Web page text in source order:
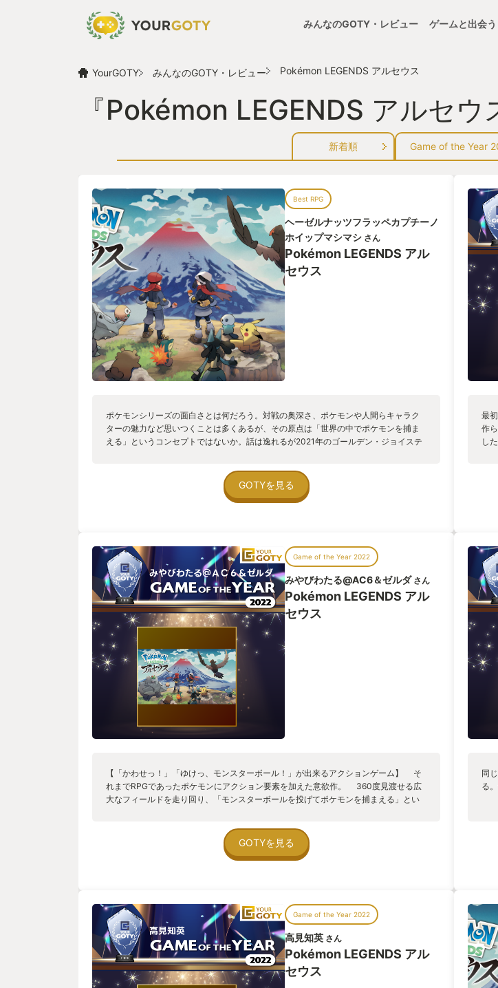
みんなのGOTY・レビュー ゲームと出会う
YourGOTY みんなのGOTY・レビュー Pokémon LEGENDS アルセウス
『Pokémon LEGENDS アルセ
新着順 Game of the Year
Best RPG
ヘーゼルナッツフラッペカプチーノ
ホイップマシマシ さん
Pokémon LEGENDS アル
セウス
ポケモンシリーズの面白さとは何だろう。対戦の奥深さ、ポケモンや人間らキャラク
ターの魅力など思いつくことは多くあるが、その原点は「世界の中でポケモンを捕ま
える」というコンセプトではないか。話は逸れるが2021年のゴールデン・ジョイステ
錚々たる作品群に並んでポケモンシリーズから選ばれたのは「ポケモンGO」だった(ち
なみに受賞は「ダークソウル」)。これはもちろんARゲームという概念を爆発的に人口
シリーズで「アルセウス」の方に軍配を上げるのは、アクション要素や広めのオープ
ンなフィールドなどを導入したことによって、このコンセプトを上手くゲームに落と
し込めていると感じられたからだ。フィールドを歩く。様々な生態を見せるポケモン
が現れる。初めてこのシリーズを遊んだときの感動が蘇ったようだった。
GOTYを見る
最
作
し
Game of the Year 2022
みやびわたる@AC6＆ゼルダさん
Pokémon LEGENDS アル
セウス
【「かわせっ！」「ゆけっ、モンスターボール！」が出来るアクションゲーム】 そ
れまでRPGであったポケモンにアクション要素を加えた意欲作。 360度見渡せる広
大なフィールドを走り回り、「モンスターボールを投げてポケモンを捕まえる」とい
警戒度」を低くしてボールを投げると捕獲率が上がるといったスニーキングが要求さ
れます。 しかし難易度自体はそれほど高くなく、落ち着いてゆっくり背後を取って
けつつシズメダマと呼ばれる道具を投げる、シューティングアクションが始まりま
す。 キングごとに攻撃方法も様々で、フィールド上でしていた静かなスニーキング
とはうって変わった激しい攻防はとても爽快感がありました。 ある程度ひるませれ
ば従来通り味方のポケモンと戦わせることも出来、勝負に勝てばキングがスタンして
シズメダマひとつのダメージが上がるという恩恵もあるので、プレイヤーのやりたい
方法が取れるというのも好印象でした。 ちなみにシズメダマのみでも倒しきること
は可能なので、私はもっぱら素早く回避しながら地道に狙い打つ、ゴリゴリのシュー
GOTYを見る
同
る
Game of the Year 2022
高見知英 さん
Pokémon LEGENDS アル
セウス